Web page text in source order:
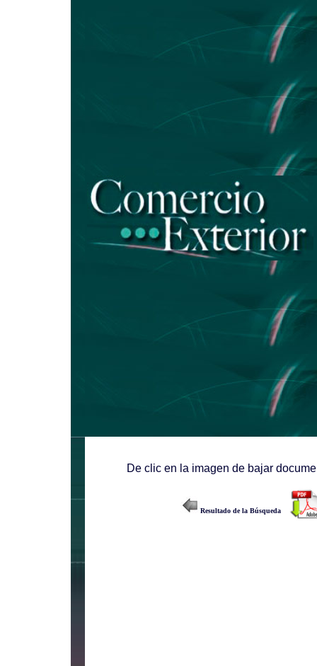
De clic en la imagen de bajar
Resultado de la Búsqueda